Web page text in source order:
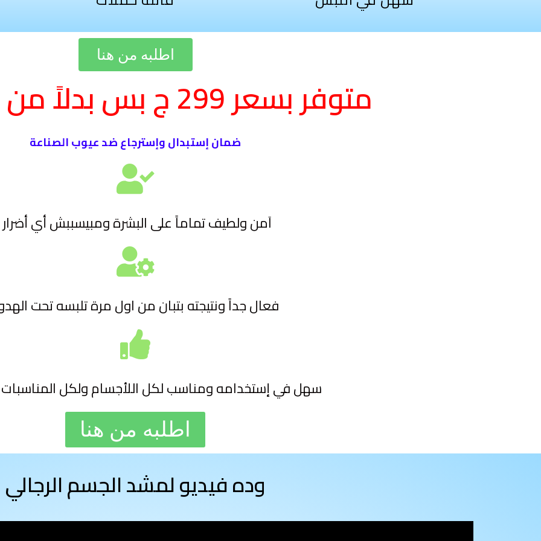
اطلبه من هنا
متوفر بسعر 299 ج بس بدلاً من
ضمان إستبدال وإسترجاع ضد عيوب الصناعة
اَمن ولطيف تماماً على البشرة ومبيسببش أي
سهل في إستخدامه ومناسب لكل اللأجسام ولكل المناسبات
اطلبه من هنا
وده فيديو لمشد الجسم الرجالي